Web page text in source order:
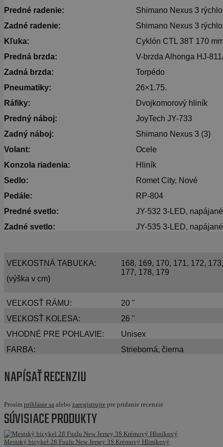
Predné radenie:
Shimano Nexus 3
Zadné radenie:
Shimano Nexus 3
Kľuka:
Cyklón CTL 38T 170
Predná brzda:
V-brzda Alhonga HJ-
Zadná brzda:
Torpédo
Pneumatiky:
26×1.75.
Ráfiky:
Dvojkomorový hliník
Predný náboj:
JoyTech JY-733
Zadný náboj:
Shimano Nexus 3 (3)
Volant:
Ocele
Konzola riadenia:
Hliník
Sedlo:
Romet City, Nové
Pedále:
RP-804
Predné svetlo:
JY-532 3-LED,
Zadné svetlo:
JY-535 3-LED,
VEĽKOSTNÁ TABUĽKA:
(výška v cm)
168, 169, 170, 171, 172,
177, 178, 179
VEĽKOSŤ RÁMU:
20 "
VEĽKOSŤ KOLESA:
26 "
VHODNÉ PRE POHLAVIE:
Unisex
FARBA:
Strieborná, čierna
NAPÍSAŤ RECENZIU
Prosím prihláste sa alebo zaregistrujte pre pridanie recenzie
SÚVISIACE PRODUKTY
Mestský bicykel 28 Fuzlu New Jersey 3S Krémový Hliníkový